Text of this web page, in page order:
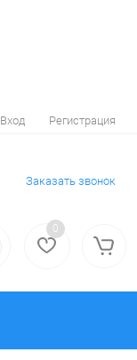
Вход Регистрация
Заказать звонок
0